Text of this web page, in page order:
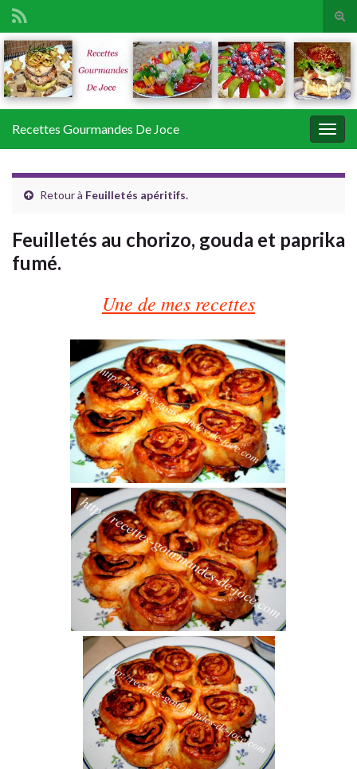
Search for:
Recettes Gourmandes De Joce
Retour à Feuilletés apéritifs.
Feuilletés au chorizo, gouda et paprika
fumé.
Une de mes recettes